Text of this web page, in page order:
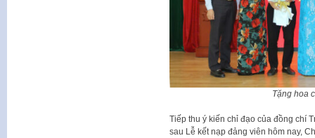
Tặng hoa
Tiếp thu ý kiến chỉ đạo của đồng chí
sau Lễ kết nạp đảng viên hôm nay,